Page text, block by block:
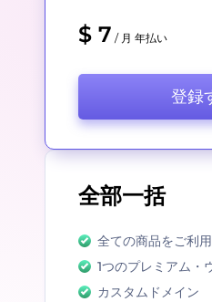
$ 7 / 月 年払い
登録
全部一括
全ての商品をご利
1つのプレミアム・
カスタムドメイン